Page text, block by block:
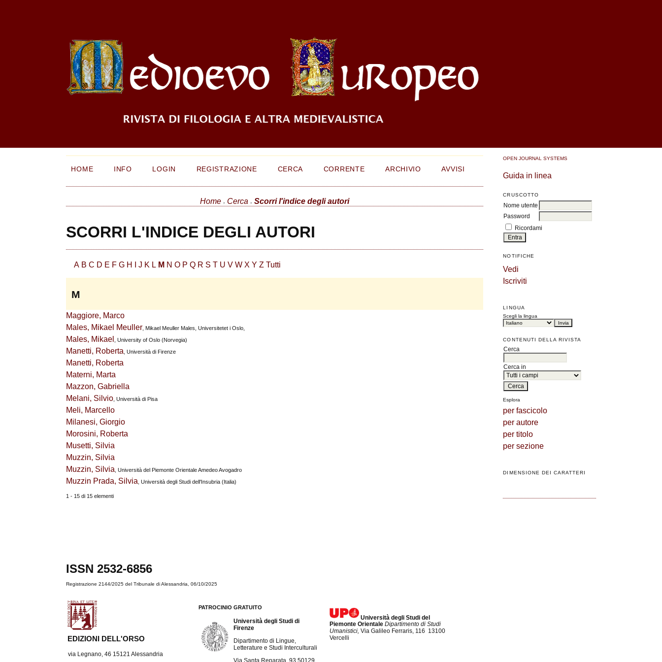
OPEN JOURNAL SYSTEMS
Guida in linea
CRUSCOTTO
Nome utente
Password
Ricordami
NOTIFICHE
Vedi
Iscriviti
LINGUA
Scegli la lingua
CONTENUTI DELLA RIVISTA
Cerca
Cerca in
Esplora
per fascicolo
per autore
per titolo
per sezione
DIMENSIONE DEI CARATTERI
HOME INFO LOGIN REGISTRAZIONE CERCA CORRENTE ARCHIVIO AVVISI
Home > Cerca > Scorri l'indice degli autori
SCORRI L'INDICE DEGLI AUTORI
A B C D E F G H J K L M N O P Q R S T U V W X Y Z Tutti
M
Maggiore, Marco
Males, Mikael Meuller , Mikael Meuller Males, Universitetet i Oslo,
Males, Mikael , University of Oslo (Norvegia)
Manetti, Roberta , Università di Firenze
Manetti, Roberta
Materni, Marta
Mazzon, Gabriella
Melani, Silvio , Università di Pisa
Meli, Marcello
Milanesi, Giorgio
Morosini, Roberta
Musetti, Silvia
Muzzin, Silvia
Muzzin, Silvia , Università del Piemonte Orientale Amedeo Avogadro
Muzzin Prada, Silvia , Università degli Studi dell'Insubria (Italia)
1 - 15 di 15 elementi
ISSN 2532-6856
Registrazione 2144/2025 del Tribunale di Alessandria, 06/10/2025
EDIZIONI DELL'ORSO
via Legnano, 46 15121 Alessandria
PATROCINIO GRATUITO
Università degli Studi di
Firenze
Dipartimento di Lingue,
Letterature e Studi Interculturali
Via Santa Reparata, 93 50129
Università degli Studi del
Piemonte OrientaleDipartimento di Studi
Umanistici,Via Galileo Ferraris, 116 13100
Vercelli